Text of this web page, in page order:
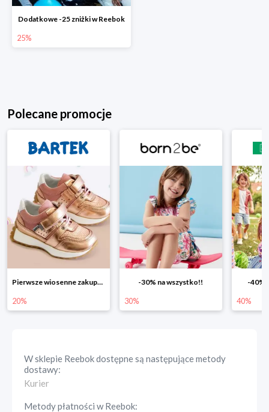
Dodatkowe -25 zniżki w Reebok
25%
Polecane promocje
Pierwsze wiosenne zakupy -20%
20%
-30% na wszystko!!
30%
-40%
40%
W sklepie Reebokdostępne są następujące metody
dostawy:
Kurier
Metody płatności wReebok: